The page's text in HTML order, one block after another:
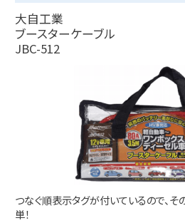
大自工業
ブースターケーブル
JBC-512
つなぐ順表示タグが付いているので、
単！